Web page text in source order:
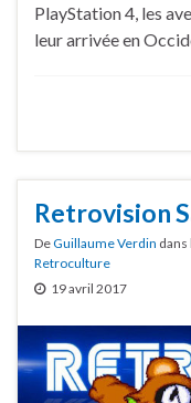
PlayStation 4, les
leur arrivée en
Retrovision
DeGuillaume Verdin dans
Retroculture
19 avril 2017